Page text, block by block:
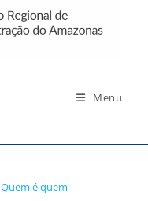
Menu
Quem é quem